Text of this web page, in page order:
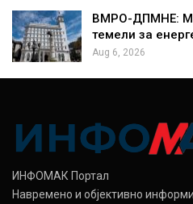
ВМРО-ДПМНЕ:
темели за
Aug 6, 2026
ИНФОМАК Портал
Навремено и објективно